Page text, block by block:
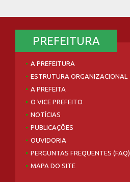
PREFEITURA
A PREFEITURA
ESTRUTURA ORGANIZACIONAL
A PREFEITA
O VICE PREFEITO
NOTÍCIAS
PUBLICAÇÕES
OUVIDORIA
PERGUNTAS FREQUENTES (FAQ)
MAPA DO SITE